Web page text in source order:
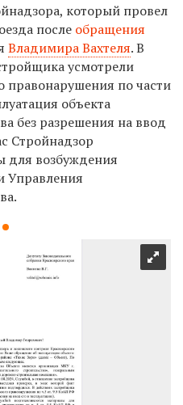
который провел
после обращения
Владимира Вахтеля. В
усмотрели
правонарушения по части
объекта
без разрешения на ввод
Стройнадзор
для возбуждения
Управления